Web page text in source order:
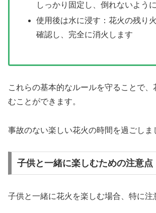
しっかり固定し、倒れないよう
使用後は水に浸す：花火の残り
確認し、完全に消火します
これらの基本的なルールを守ることで、
むことができます。
事故のない楽しい花火の時間を過ごしま
子供と一緒に楽しむための注意点
子供と一緒に花火を楽しむ場合、特に注